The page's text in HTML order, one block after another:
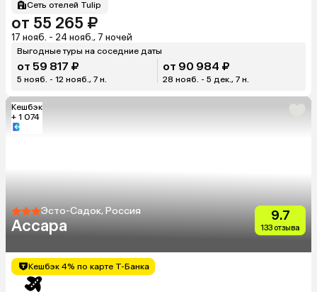
Сеть отелей Tulip
от 55 265 ₽
17 нояб. - 24 нояб., 7 ночей
Выгодные туры на соседние даты
от 59 817 ₽
5 нояб. - 12 нояб., 7 н.
от 90 984 ₽
28 нояб. - 5 дек., 7 н.
Кешбэк
+ 1 074
Эсто-Садок, Россия
Ассара
9.7
133 отзыва
Кешбэк 4% по карте Т-Банка